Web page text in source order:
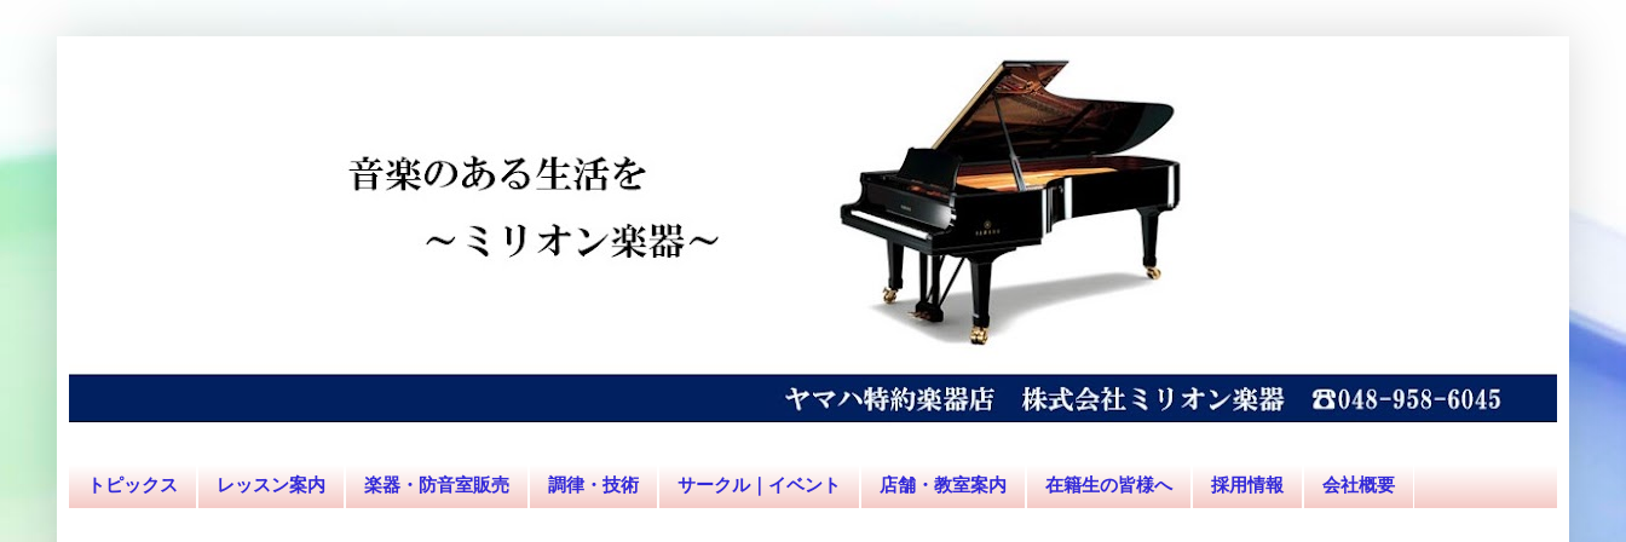
トピックス レッスン案内 楽器・防音室販売 調律・技術 サークル｜イベント 店舗・教室案内 在籍生の皆様へ 採用情報 会社概要